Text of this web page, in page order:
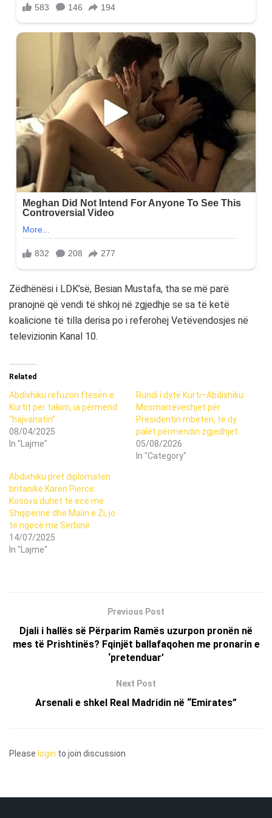
Zëdhënësi i LDK’së, Besian Mustafa, tha se më parë
pranojnë që vendi të shkoj në zgjedhje se sa të ketë
koalicione të tilla derisa po i referohej Vetëvendosjes në
televizionin Kanal 10.
Related
Abdixhiku refuzon ftesën e
Kurtit për takim, ia përmend
“hajvanatin”
08/04/2025
In "Lajme"
Rundi i dytë Kurti–Abdixhiku:
Mosmarrëveshjet për
Presidentin mbeten, të dy
palët përmendin zgjedhjet.
05/08/2026
In "Category"
Abdixhiku pret diplomaten
britanike Karen Pierce:
Kosova duhet të ecë me
Shqipërinë dhe Malin e Zi, jo
të ngecë me Serbinë
14/07/2025
In "Lajme"
Previous Post
Djali i hallës së Përparim Ramës uzurpon pronën në
mes të Prishtinës? Fqinjët ballafaqohen me pronarin e
‘pretenduar’
Next Post
Arsenali e shkel Real Madridin në “Emirates”
Please login to join discussion